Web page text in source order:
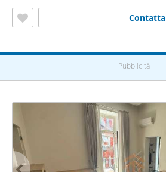
Contatta
Pubblicità